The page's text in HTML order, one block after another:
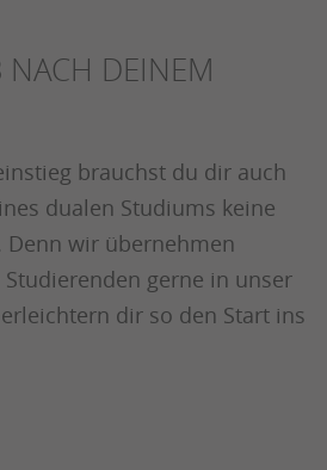
NACH DEINEM
brauchst du dir auch
dualen Studiums keine
Denn wir übernehmen
gerne in unser
dir so den Start ins